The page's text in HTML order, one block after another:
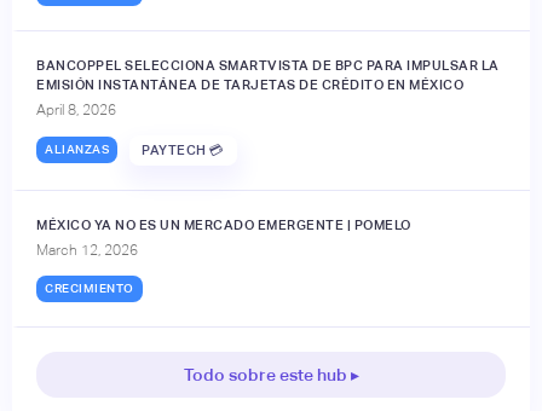
BANCOPPEL SELECCIONA SMARTVISTA DE BPC PARA IMPULSAR LA
EMISIÓN INSTANTÁNEA DE TARJETAS DE CRÉDITO EN MÉXICO
April 8, 2026
ALIANZAS PAYTECH 💳
MÉXICO YA NO ES UN MERCADO EMERGENTE | POMELO
March 12, 2026
CRECIMIENTO
Todo sobre este hub ▸